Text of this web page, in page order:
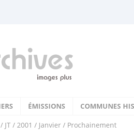
ÉMISSIONS COMMUNES
/ JT / 2001 / Janvier / Prochainement